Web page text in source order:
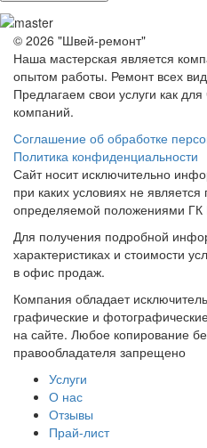
© 2026 "Швей-ремонт"
Наша мастерская является
опытом работы. Ремонт всех
Предлагаем свои услуги как
компаний.
Соглашение об обработке
Политика конфиденциальности
Сайт носит исключительно
при каких условиях не
определяемой положениями
Для получения подробной
характеристиках и стоимости
в офис продаж.
Компания обладает
графические и
на сайте. Любое копирование
правообладателя запрещено
Услуги
О нас
Отзывы
Прай-лист